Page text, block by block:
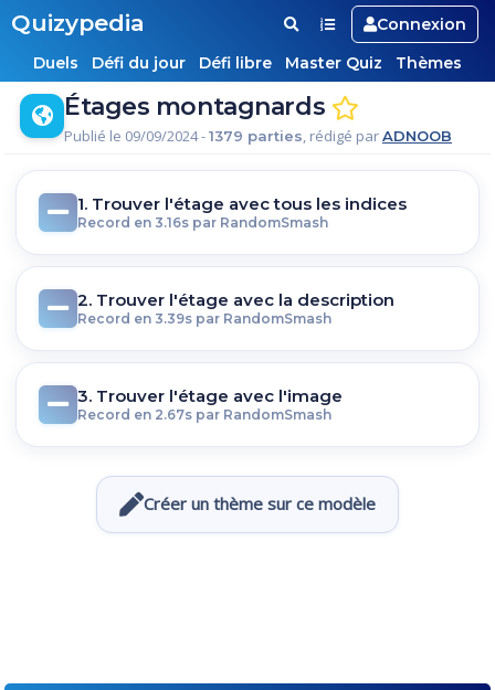
Quizypedia
Connexion
Duels
Défi du jour Défi libre Master Quiz Thèmes
Étages montagnards
Publié le 09/09/2024 -1379 parties, rédigé parADNOOB
1. Trouver l'étage avec tous les indices
Record en 3.16s par RandomSmash
2. Trouver l'étage avec la description
Record en 3.39s par RandomSmash
3. Trouver l'étage avec l'image
Record en 2.67s par RandomSmash
Créer un thème sur ce modèle